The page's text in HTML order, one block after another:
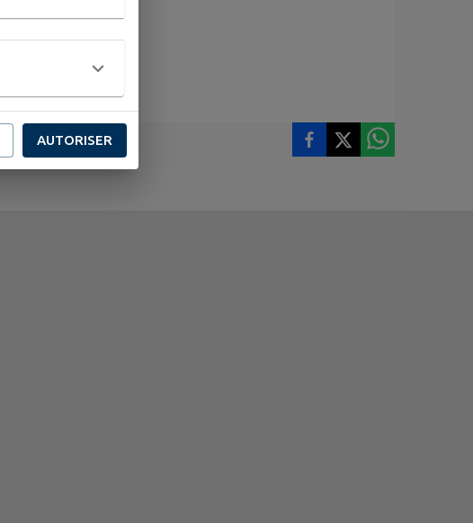
AUTORISER